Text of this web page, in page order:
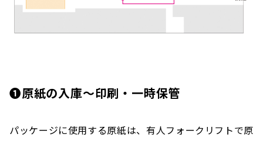
❶原紙の入庫～印刷・一時保管
パッケージに使用する原紙は、有人フォークリフトで原